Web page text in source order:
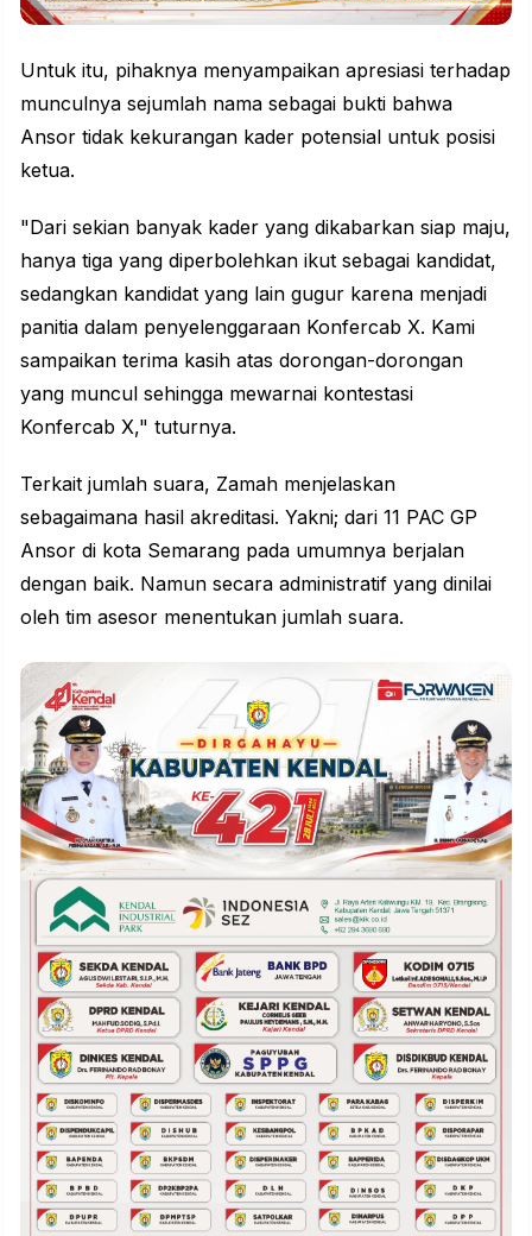
Untuk itu, pihaknya menyampaikan apresiasi terhadap
munculnya sejumlah nama sebagai bukti bahwa
Ansor tidak kekurangan kader potensial untuk posisi
ketua.
"Dari sekian banyak kader yang dikabarkan siap maju,
hanya tiga yang diperbolehkan ikut sebagai kandidat,
sedangkan kandidat yang lain gugur karena menjadi
panitia dalam penyelenggaraan Konfercab X. Kami
sampaikan terima kasih atas dorongan-dorongan
yang muncul sehingga mewarnai kontestasi
Konfercab X," tuturnya.
Terkait jumlah suara, Zamah menjelaskan
sebagaimana hasil akreditasi. Yakni; dari 11 PAC GP
Ansor di kota Semarang pada umumnya berjalan
dengan baik. Namun secara administratif yang dinilai
oleh tim asesor menentukan jumlah suara.